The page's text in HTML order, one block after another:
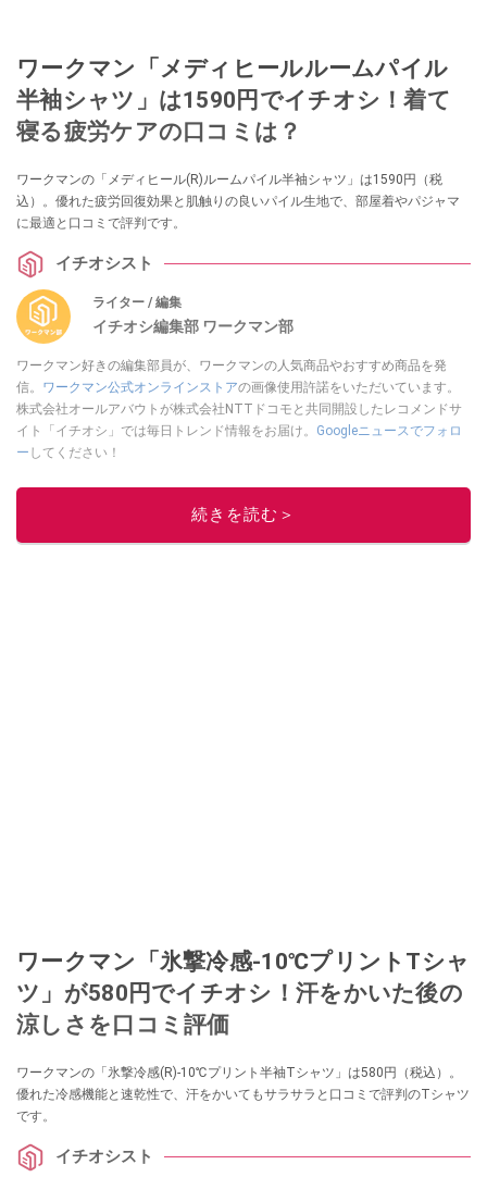
ワークマン「メディヒールルームパイル
半袖シャツ」は1590円でイチオシ！着て
寝る疲労ケアの口コミは？
ワークマンの「メディヒール(R)ルームパイル半袖シャツ」は1590円（税
込）。優れた疲労回復効果と肌触りの良いパイル生地で、部屋着やパジャマ
に最適と口コミで評判です。
イチオシスト
ライター / 編集
イチオシ編集部 ワークマン部
ワークマン好きの編集部員が、ワークマンの人気商品やおすすめ商品を発
信。 ワークマン公式オンラインストアの画像使用許諾をいただいています。
株式会社オールアバウトが株式会社NTTドコモと共同開設したレコメンドサ
イト「イチオシ」では毎日トレンド情報をお届け。 Googleニュースでフォロ
ー してください！
このイチオシストの他の記事を読む
続きを読む＞
ワークマン「氷撃冷感-10℃プリントTシャ
ツ」が580円でイチオシ！汗をかいた後の
涼しさを口コミ評価
ワークマンの「氷撃冷感(R)-10℃プリント半袖Tシャツ」は580円（税込）。
優れた冷感機能と速乾性で、汗をかいてもサラサラと口コミで評判のTシャツ
です。
イチオシスト